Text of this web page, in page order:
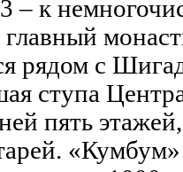
– к
главный
рядом с
ступа
пять